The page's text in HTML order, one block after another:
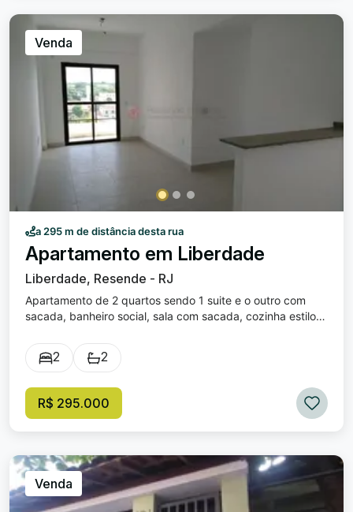
1.332,00 (valor atual); • Gás encanado (Naturgy); • Taxa
de incêndio. O valor do condomínio inclui faxina das áreas
comuns, energia elétrica de uso comum e consumo de
água. Entre em contato para mais informações e
agendamento de visita.
www.marisaimoveisresende.com.br (24) 3355-3165
Marisa: (24) 99262-6822 Márcio: (24) 99239-6573 Meire:
(24) 99853-8081
Venda
a 295 m de distância desta rua
Apartamento em Liberdade
Liberdade, Resende - RJ
Apartamento de 2 quartos sendo 1 suite e o outro com
sacada, banheiro social, sala com sacada, cozinha estilo
Prédio de 3 andares com poucos apartamentos e
elevador. Piso porcelanato. Prédio com circuito interno de
2 2
R$ 295.000
Venda